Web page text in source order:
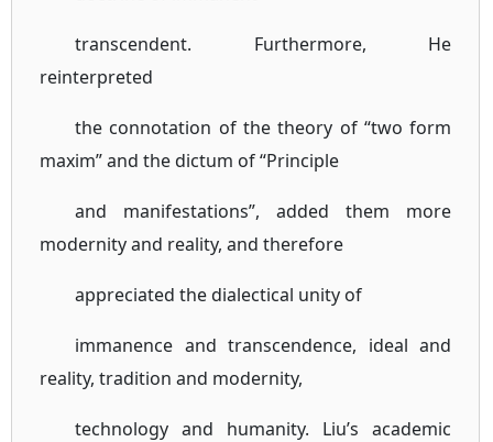
transcendent. Furthermore, He
reinterpreted
the connotation of the theory of “two form
maxim” and the dictum of “Principle
and manifestations”, added them more
modernity and reality, and therefore
appreciated the dialectical unity of
immanence and transcendence, ideal and
reality, tradition and modernity,
technology and humanity. Liu’s academic